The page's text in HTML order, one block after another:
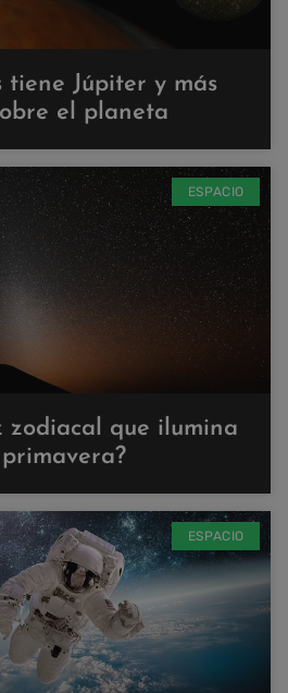
tiene Júpiter y más
el planeta
ESPACIO
zodiacal que ilumina
ESPACIO